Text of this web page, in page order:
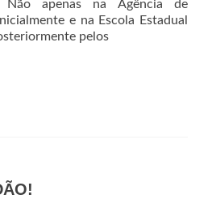
Não apenas na Agência de
e na Escola Estadual
pelos